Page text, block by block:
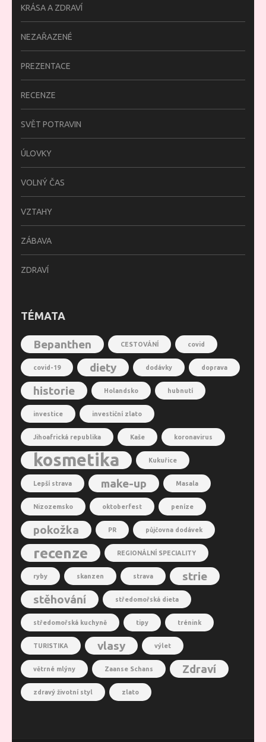
KRÁSA A ZDRAVÍ
NEZAŘAZENÉ
PREZENTACE
RECENZE
SVĚT POTRAVIN
ÚLOVKY
VOLNÝ ČAS
VZTAHY
ZÁBAVA
ZDRAVÍ
TÉMATA
Bepanthen CESTOVÁNÍ covid
covid-19 diety dodávky doprava
historie Holandsko hubnutí
investice investiční zlato
Jihoafrická republika Kaše koronavirus
kosmetika Kukuřice
Lepší strava make-up Masala
Nizozemsko oktoberfest peníze
pokožka PR půjčovna dodávek
recenze REGIONÁLNÍ SPECIALITY
ryby skanzen strava
strie
stěhování
středomořská dieta
středomořská kuchyně tipy trénink
TURISTIKA vlasy výlet
větrné mlýny Zaanse Schans Zdraví
zdravý životní styl zlato